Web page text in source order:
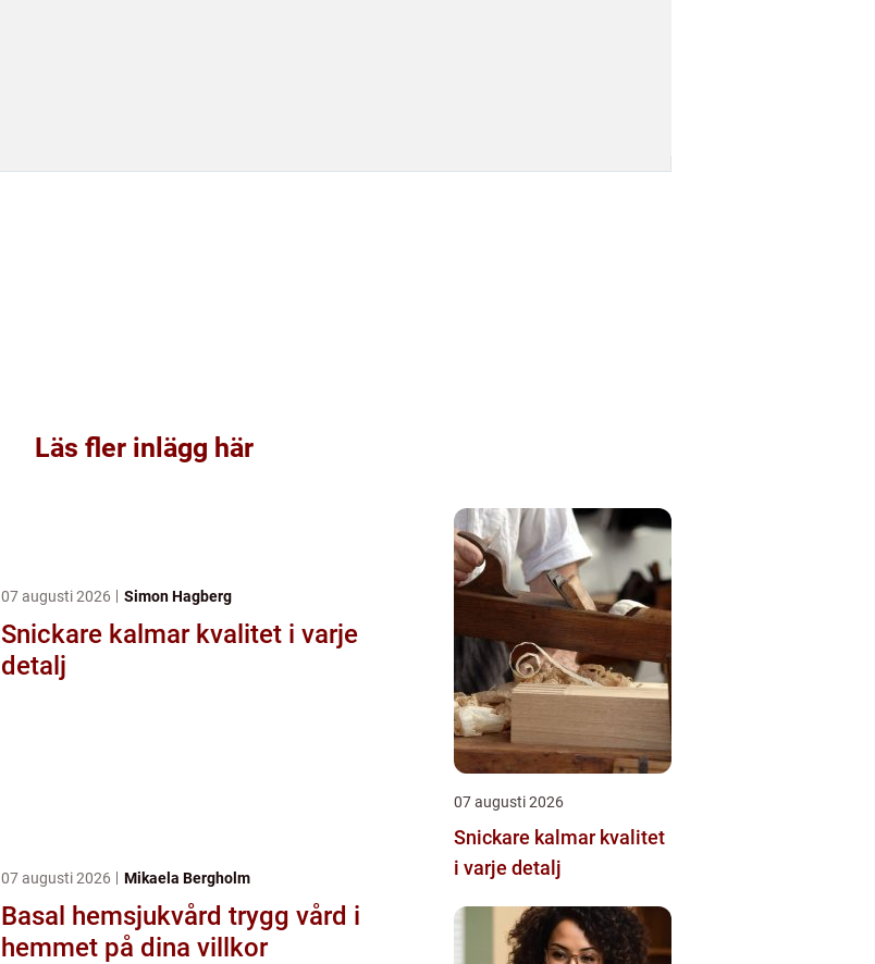
Läs fler inlägg här
07 augusti 2026 Simon Hagberg
Snickare kalmar kvalitet i varje
detalj
07 augusti 2026 Mikaela Bergholm
Basal hemsjukvård trygg vård i
hemmet på dina villkor
07 augusti 2026
Snickare kalmar kvalitet
i varje detalj